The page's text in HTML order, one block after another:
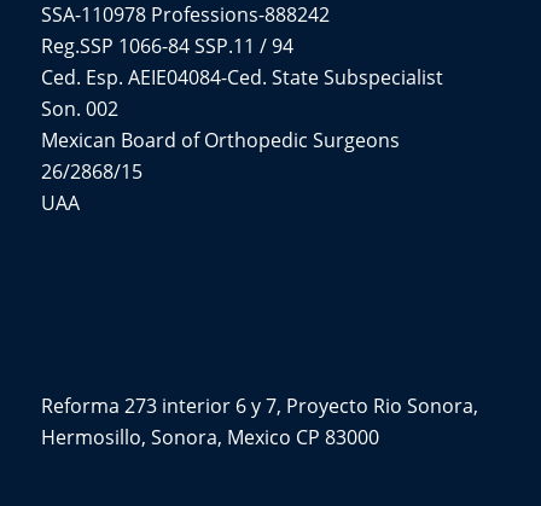
SSA-110978 Professions-888242
Reg.SSP 1066-84 SSP.11 / 94
Ced. Esp. AEIE04084-Ced. State Subspecialist
Son. 002
Mexican Board of Orthopedic Surgeons
26/2868/15
UAA
Reforma 273 interior 6 y 7, Proyecto Rio Sonora,
Hermosillo, Sonora, Mexico CP 83000